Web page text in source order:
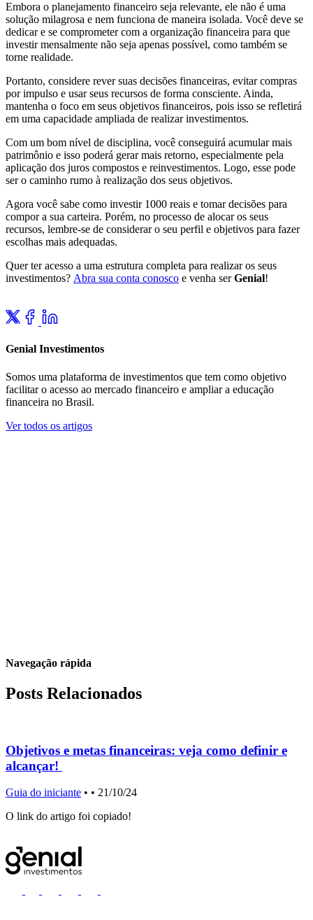
Embora o planejamento financeiro seja relevante, ele não é uma
solução milagrosa e nem funciona de maneira isolada. Você deve se
dedicar e se comprometer com a organização financeira para que
investir mensalmente não seja apenas possível, como também se
torne realidade.
Portanto, considere rever suas decisões financeiras, evitar compras
por impulso e usar seus recursos de forma consciente. Ainda,
mantenha o foco em seus objetivos financeiros, pois isso se refletirá
em uma capacidade ampliada de realizar investimentos.
Com um bom nível de disciplina, você conseguirá acumular mais
patrimônio e isso poderá gerar mais retorno, especialmente pela
aplicação dos juros compostos e reinvestimentos. Logo, esse pode
ser o caminho rumo à realização dos seus objetivos.
Agora você sabe como investir 1000 reais e tomar decisões para
compor a sua carteira. Porém, no processo de alocar os seus
recursos, lembre-se de considerar o seu perfil e objetivos para fazer
escolhas mais adequadas.
Quer ter acesso a uma estrutura completa para realizar os seus
investimentos? Abra sua conta conosco e venha serGenial!
Genial Investimentos
Somos uma plataforma de investimentos que tem como objetivo
facilitar o acesso ao mercado financeiro e ampliar a educação
financeira no Brasil.
Ver todos os artigos
Navegação rápida
Posts Relacionados
Objetivos e metas financeiras: veja como definir e
alcançar!
Guia do iniciante • • 21/10/24
O link do artigo foi copiado!